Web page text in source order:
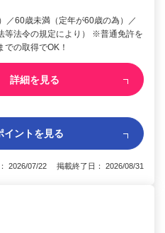
／60歳未満（定年が60歳の為）／
等法令の規定により） ※普通免許を
での取得でOK！
詳細を見る
イントを見る
2026/07/22 掲載終了日： 2026/08/31